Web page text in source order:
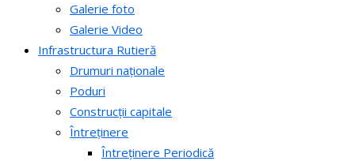
Galerie foto
Galerie Video
Infrastructura Rutieră
Drumuri naționale
Poduri
Construcții capitale
Întreținere
Întreținere Periodică